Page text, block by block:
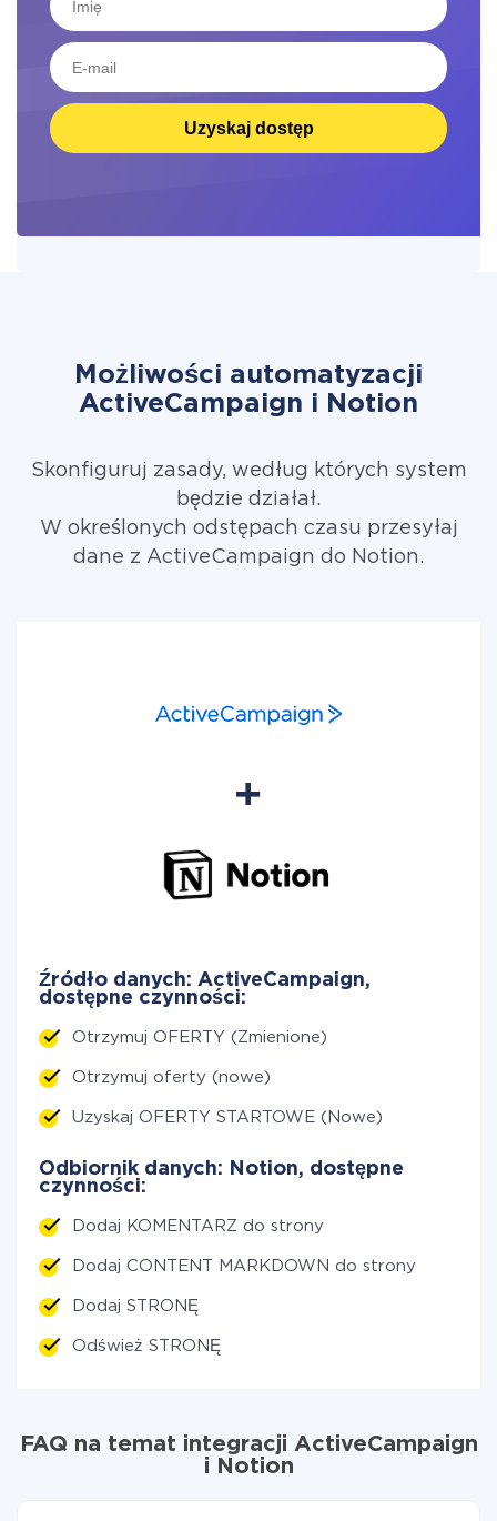
Uzyskaj dostęp
Możliwości automatyzacji
ActiveCampaign i Notion
Skonfiguruj zasady, według których system
będzie działał.
W określonych odstępach czasu przesyłaj
dane z ActiveCampaign do Notion.
Źródło danych: ActiveCampaign,
dostępne czynności:
Otrzymuj OFERTY (Zmienione)
Otrzymuj oferty (nowe)
Uzyskaj OFERTY STARTOWE (Nowe)
Odbiornik danych: Notion, dostępne
czynności:
Dodaj KOMENTARZ do strony
Dodaj CONTENT MARKDOWN do strony
Dodaj STRONĘ
Odśwież STRONĘ
FAQ na temat integracji ActiveCampaign
i Notion